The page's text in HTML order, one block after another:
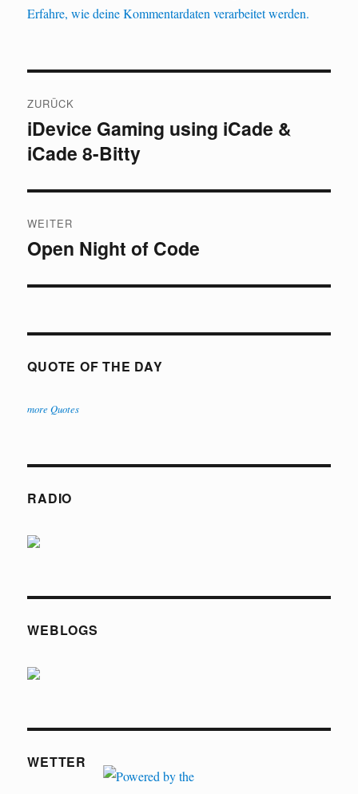
Erfahre, wie deine Kommentardaten verarbeitet werden.
ZURÜCK
Vorheriger
Beitrag:
iDevice Gaming using iCade &
iCade 8-Bitty
WEITER
Nächster
Open Night of Code
QUOTE OF THE DAY
more Quotes
RADIO
WEBLOGS
WETTER